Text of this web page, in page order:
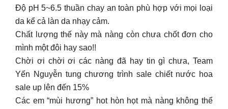
Độ pH 5~6.5 thuần chay an toàn phù hợp với mọi loại
da kể cả làn da nhạy cảm.
Chất lượng thế này mà nàng còn chưa chốt đơn cho
mình một đôi hay sao!!
Chời ơi chời ơi các nàng đã hay tin gì chưa, Team
Yến Nguyễn tung chương trình sale chiết nước hoa
sale up lên đến 15%
Các em “mùi hương” hot hòn họt mà nàng không thể